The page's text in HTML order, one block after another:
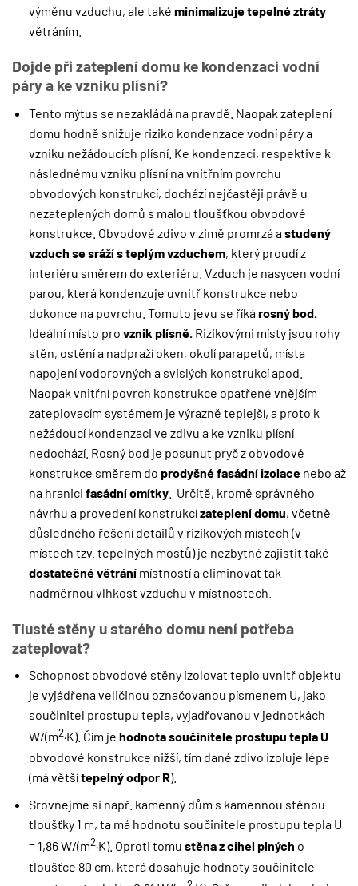
výměnu vzduchu, ale také minimalizuje tepelné ztráty
větráním.
Dojde při zateplení domu ke kondenzaci vodní
páry a ke vzniku plísní?
Tento mýtus se nezakládá na pravdě. Naopak zateplení
domu hodně snižuje riziko kondenzace vodní páry a
vzniku nežádoucích plísní. Ke kondenzaci, respektive k
následnému vzniku plísní na vnitřním povrchu
obvodových konstrukcí, dochází nejčastěji právě u
nezateplených domů s malou tloušťkou obvodové
konstrukce. Obvodové zdivo v zimě promrzá astudený
vzduch se sráží s teplým vzduchem, který proudí z
interiéru směrem do exteriéru. Vzduch je nasycen vodní
parou, která kondenzuje uvnitř konstrukce nebo
dokonce na povrchu. Tomuto jevu se říkárosný bod.
Ideální místo pro vznik plísně. Rizikovými místy jsou rohy
stěn, ostění a nadpraží oken, okolí parapetů, místa
napojení vodorovných a svislých konstrukcí apod.
Naopak vnitřní povrch konstrukce opatřené vnějším
zateplovacím systémem je výrazně teplejší, a proto k
nežádoucí kondenzaci ve zdivu a ke vzniku plísní
nedochází. Rosný bod je posunut pryč z obvodové
konstrukce směrem do prodyšné fasádní izolace nebo až
na hranici fasádní omítky. Určitě, kromě správného
návrhu a provedení konstrukcízateplení domu, včetně
důsledného řešení detailů v rizikových místech (v
místech tzv. tepelných mostů) je nezbytné zajistit také
dostatečné větránímístností a eliminovat tak
nadměrnou vlhkost vzduchu v místnostech.
Tlusté stěny u starého domu není potřeba
zateplovat?
Schopnost obvodové stěny izolovat teplo uvnitř objektu
je vyjádřena veličinou označovanou písmenem U, jako
součinitel prostupu tepla, vyjadřovanou v jednotkách
W/(m2·K). Čím je hodnota součinitele prostupu tepla U
obvodové konstrukce nižší, tím dané zdivo izoluje lépe
(má většítepelný odpor R).
Srovnejme si např. kamenný dům s kamennou stěnou
tloušťky 1 m, ta má hodnotu součinitele prostupu tepla U
= 1,86 W/(m2·K). Oproti tomu stěna z cihel plných o
tloušťce 80 cm, která dosahuje hodnoty součinitele